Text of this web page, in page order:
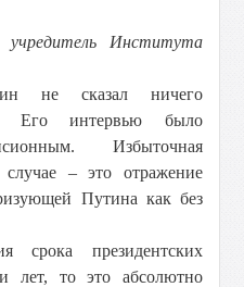
учредитель Института
не сказал ничего
Его интервью было
Избыточная
– это отражение
Путина как без
срока президентских
лет, то это абсолютно